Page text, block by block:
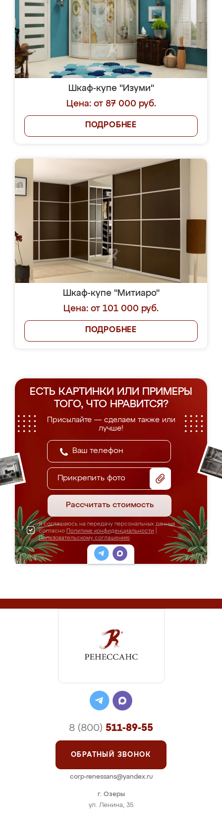
Шкаф-купе "Изуми"
Цена: от 87 000 руб.
ПОДРОБНЕЕ
Шкаф-купе "Митиаро"
Цена: от 101 000 руб.
ПОДРОБНЕЕ
ЕСТЬ КАРТИНКИ ИЛИ ПРИМЕРЫ
ТОГО, ЧТО НРАВИТСЯ?
Присылайте — сделаем также или
лучше!
Прикрепить фото
Рассчитать стоимость
Я соглашаюсь на передачу персональных данных
согласно Политике конфиденциальности
Пользовательскому соглашению
г. Озеры
ул. Ленина, 35
8 (800) 511-89-55
ОБРАТНЫЙ ЗВОНОК
corp-renessans@yandex.ru